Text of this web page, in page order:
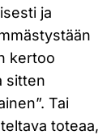
ja
kertoo
sitten
Tai
toteaa,